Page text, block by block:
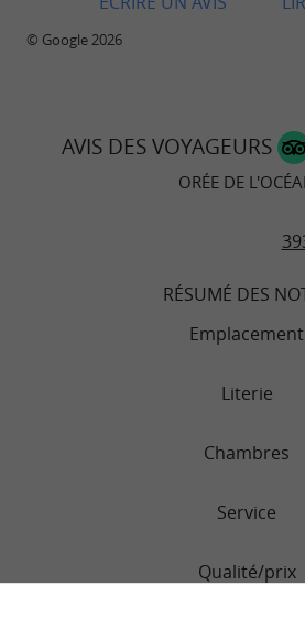
© Google 2026
AVIS DES VOYAGEURS
ORÉE DE
RÉSUMÉ DES
Emplacement
Literie
Chambres
Service
Qualité/prix